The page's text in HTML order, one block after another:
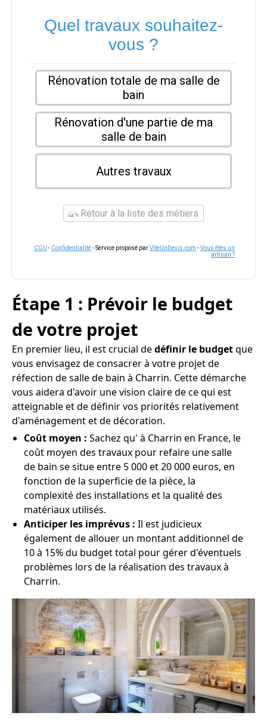
Quel travaux souhaitez-
vous ?
Rénovation totale de ma salle de
bain
Rénovation d'une partie de ma
salle de bain
Autres travaux
Retour à la liste des métiers
CGU - Confidentialité- Service proposé parViteUnDevis.com -Vous êtes un
artisan ?
Étape 1 : Prévoir le budget
de votre projet
En premier lieu, il est crucial dedéfinir le budgetque
vous envisagez de consacrer à votre projet de
réfection de salle de bain à Charrin. Cette démarche
vous aidera d'avoir une vision claire de ce qui est
atteignable et de définir vos priorités relativement
d'aménagement et de décoration.
Coût moyen : Sachez qu' à Charrin en France, le
coût moyen des travaux pour refaire une salle
de bain se situe entre 5 000 et 20 000 euros, en
fonction de la superficie de la pièce, la
complexité des installations et la qualité des
matériaux utilisés.
Anticiper les imprévus : Il est judicieux
également de allouer un montant additionnel de
10 à 15% du budget total pour gérer d'éventuels
problèmes lors de la réalisation des travaux à
Charrin.